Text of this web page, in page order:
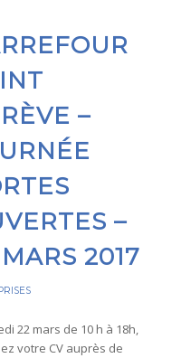
–
–
2017
22 mars de 10 h à 18h,
votre CV auprès de